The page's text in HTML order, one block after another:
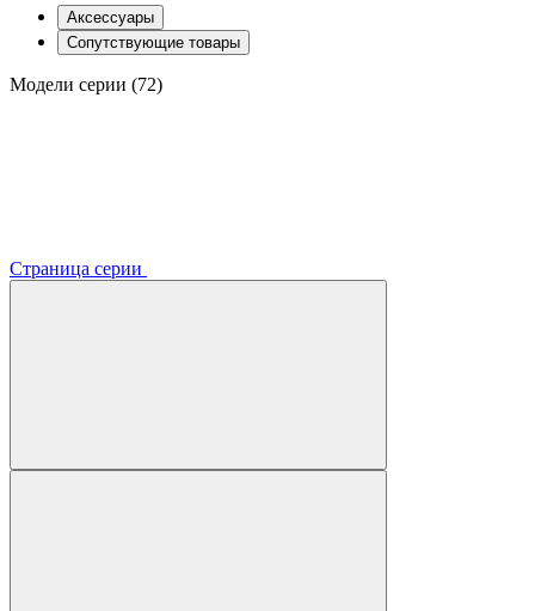
Аксессуары
Сопутствующие товары
Модели серии (72)
Страница серии